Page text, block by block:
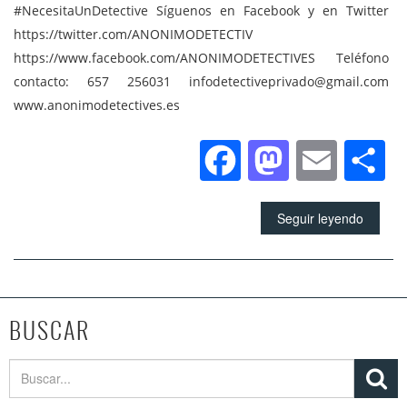
#NecesitaUnDetective Síguenos en Facebook y en Twitter
https://twitter.com/ANONIMODETECTIV
https://www.facebook.com/ANONIMODETECTIVES Teléfono
contacto: 657 256031 infodetectiveprivado@gmail.com
www.anonimodetectives.es
Facebook
Seguir leyendo
BUSCAR